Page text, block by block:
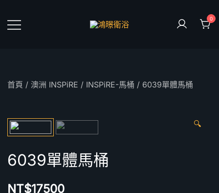
content
0
首頁 / 澳洲 INSPiRE / INSPiRE-馬桶 / 6039單體馬桶
🔍
6039單體馬桶
NT$17500